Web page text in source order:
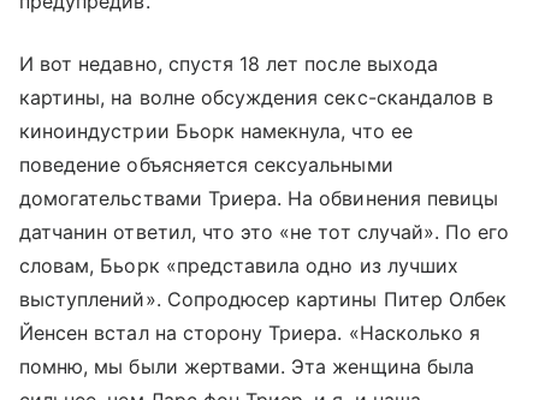
И вот недавно, спустя 18 лет после выхода
картины, на волне обсуждения секс-скандалов в
киноиндустрии Бьорк намекнула, что ее
поведение объясняется сексуальными
домогательствами Триера. На обвинения певицы
датчанин ответил, что это «не тот случай». По его
словам, Бьорк «представила одно из лучших
выступлений». Сопродюсер картины Питер Олбек
Йенсен встал на сторону Триера. «Насколько я
помню, мы были жертвами. Эта женщина была